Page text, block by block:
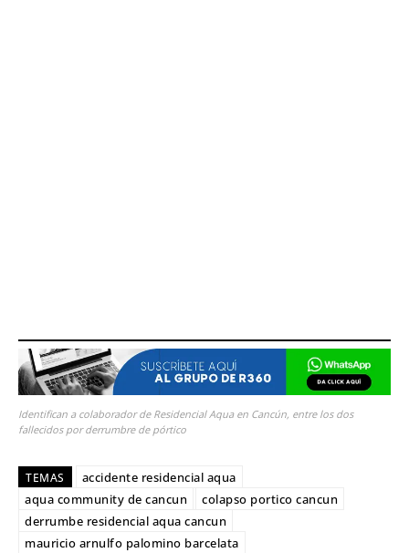
Identifican a colaborador de Residencial Aqua en Cancún, entre los dos
fallecidos por derrumbre de pórtico
TEMAS
accidente residencial aqua
aqua community de cancun
colapso portico cancun
derrumbe residencial aqua cancun
mauricio arnulfo palomino barcelata